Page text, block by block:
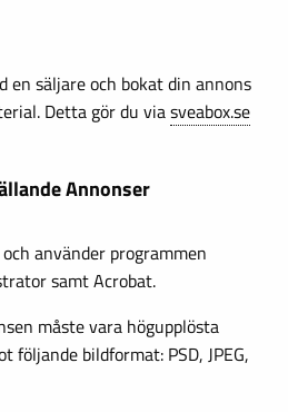
säljare och bokat din annons
Detta gör du viasveabox.se
Annonser
använder programmen
samt Acrobat.
måste vara högupplösta
följande bildformat: PSD, JPEG,